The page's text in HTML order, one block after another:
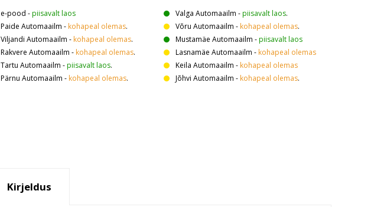
e-pood -piisavalt laos
Paide Automaailm - kohapeal olemas.
Viljandi Automaailm - kohapeal olemas.
Rakvere Automaailm - kohapeal olemas.
Tartu Automaailm -piisavalt laos.
Pärnu Automaailm - kohapeal olemas.
Valga Automaailm -piisavalt laos.
Võru Automaailm - kohapeal olemas.
Mustamäe Automaailm -piisavalt laos
Lasnamäe Automaailm - kohapeal olemas
Keila Automaailm - kohapeal olemas
Jõhvi Automaailm - kohapeal olemas.
Kirjeldus